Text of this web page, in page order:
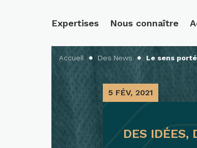
Expertises Nous connaître
Accueil  Des News  Le sens
5 FÉV, 2021
DES IDÉES,